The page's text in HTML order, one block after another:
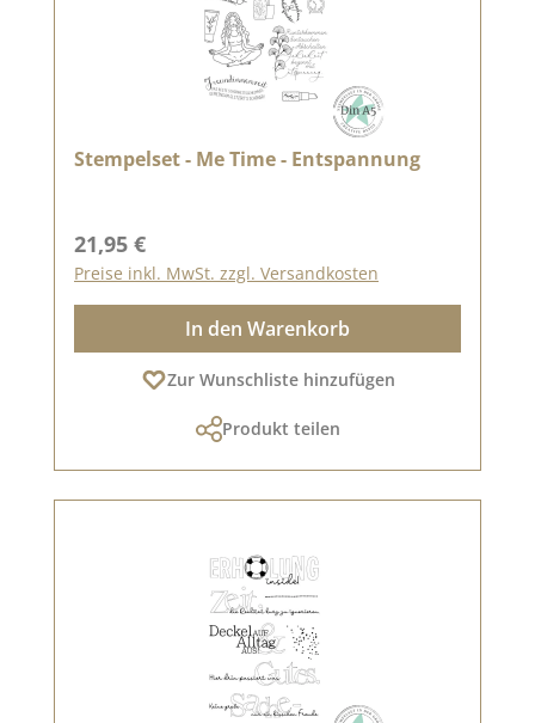
Stempelset - Me Time - Entspannung
Regulärer Preis:
21,95 €
Preise inkl. MwSt. zzgl. Versandkosten
In den Warenkorb
Zur Wunschliste hinzufügen
Produkt teilen